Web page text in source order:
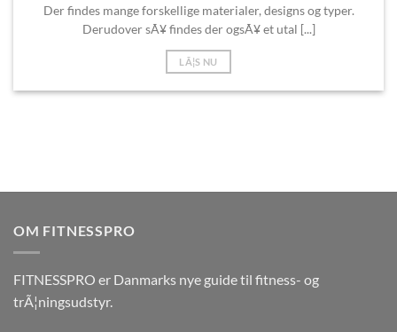
Der findes mange forskellige materialer, designs og typer.
Derudover sÃ¥ findes der ogsÃ¥ et utal [...]
LÃ¦S NU
OM FITNESSPRO
FITNESSPRO er Danmarks nye guide til fitness- og
trÃ¦ningsudstyr.